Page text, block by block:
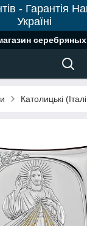
- Гарантія
Україні
Католицькі